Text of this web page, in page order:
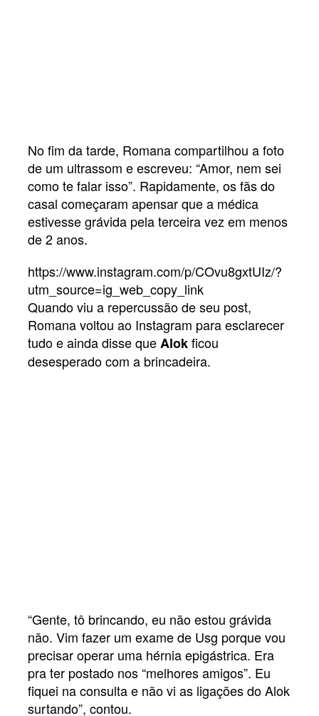
No fim da tarde, Romana compartilhou a foto
de um ultrassom e escreveu: “Amor, nem sei
como te falar isso”. Rapidamente, os fãs do
casal começaram apensar que a médica
estivesse grávida pela terceira vez em menos
de 2 anos.
https://www.instagram.com/p/COvu8gxtUIz/?
utm_source=ig_web_copy_link
Quando viu a repercussão de seu post,
Romana voltou ao Instagram para esclarecer
tudo e ainda disse queAlokficou
desesperado com a brincadeira.
“Gente, tô brincando, eu não estou grávida
não. Vim fazer um exame de Usg porque vou
precisar operar uma hérnia epigástrica. Era
pra ter postado nos “melhores amigos”. Eu
fiquei na consulta e não vi as ligações do Alok
surtando”, contou.